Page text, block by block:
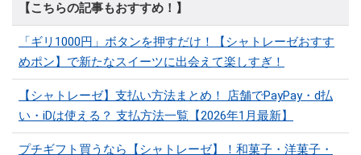
【こちらの記事もおすすめ！】
「ギリ1000円」ボタンを押すだけ！【シャトレーゼおすす
めポン】で新たなスイーツに出会えて楽しすぎ！
【シャトレーゼ】支払い方法まとめ！ 店舗でPayPay・d払
い・iDは使える？ 支払方法一覧【2026年1月最新】
プチギフト買うなら【シャトレーゼ】！和菓子・洋菓子・